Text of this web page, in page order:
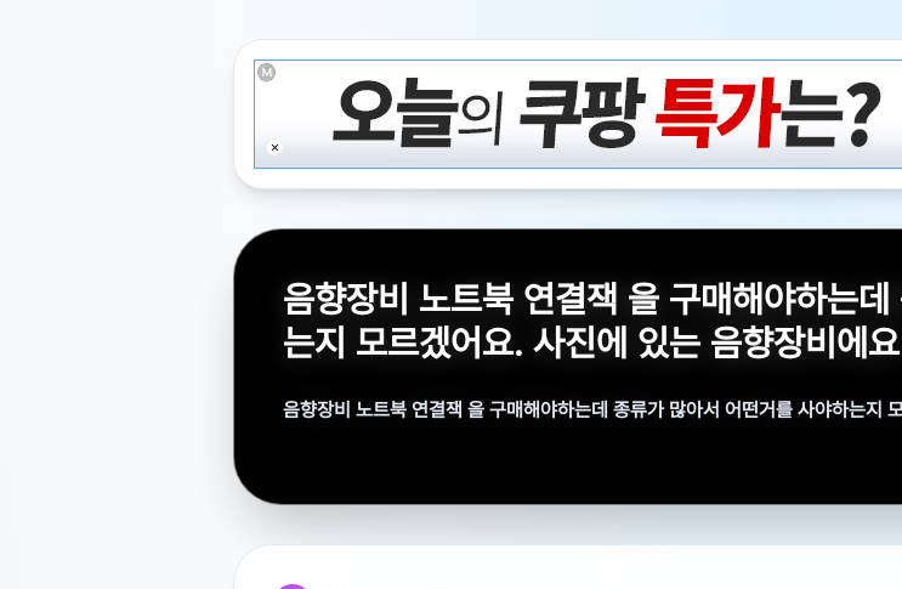
음향장비 노트북 연결잭 을 구매해야하는
는지 모르겠어요. 사진에 있는 음향장비에요
음향장비 노트북 연결잭 을 구매해야하는데 종류가 많아서 어떤거를 사야하는지